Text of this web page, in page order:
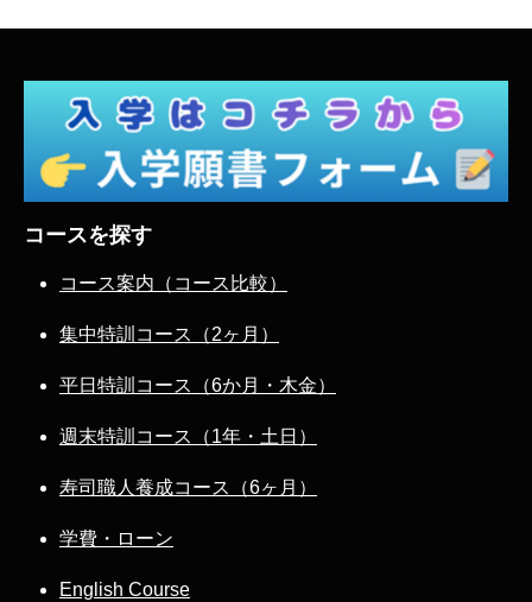
コースを探す
コース案内（コース比較）
集中特訓コース（2ヶ月）
平日特訓コース（6か月・木金）
週末特訓コース（1年・土日）
寿司職人養成コース（6ヶ月）
学費・ローン
English Course